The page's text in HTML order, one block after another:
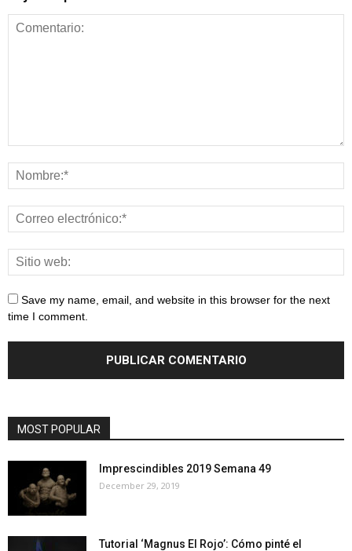
Save my name, email, and website in this browser for the next
time I comment.
MOST POPULAR
Imprescindibles 2019 Semana 49
December 29, 2019
Tutorial ‘Magnus El Rojo’: Cómo pinté el